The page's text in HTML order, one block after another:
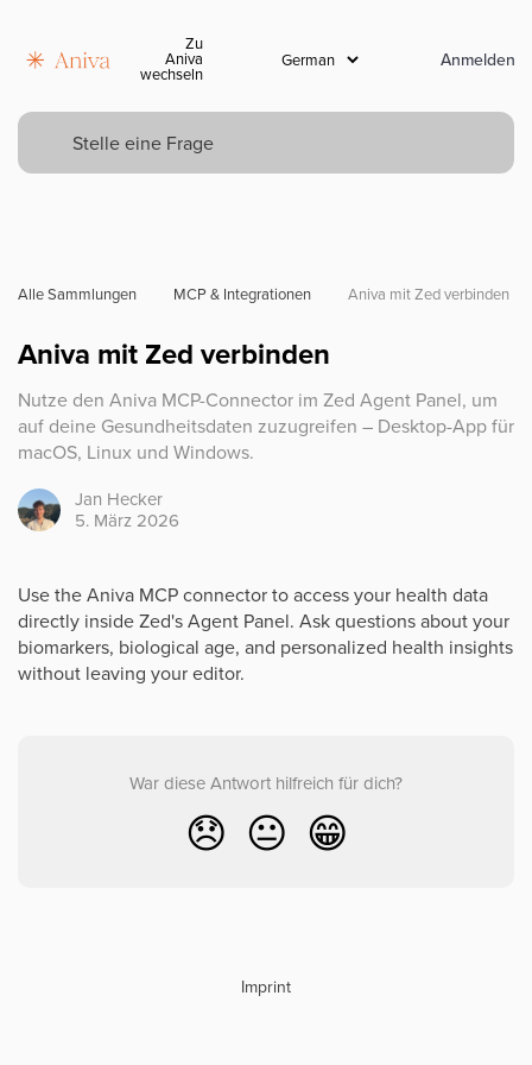
Zu
Aniva
wechseln
Anmelden
Alle Sammlungen MCP & Integrationen Aniva mit Zed verbinden
Aniva mit Zed verbinden
Nutze den Aniva MCP-Connector im Zed Agent Panel, um
auf deine Gesundheitsdaten zuzugreifen – Desktop-App für
macOS, Linux und Windows.
Jan Hecker
5. März 2026
Use the Aniva MCP connector to access your health data
directly inside Zed's Agent Panel. Ask questions about your
biomarkers, biological age, and personalized health insights
without leaving your editor.
War diese Antwort hilfreich für dich?
😞 😐 😁
Imprint